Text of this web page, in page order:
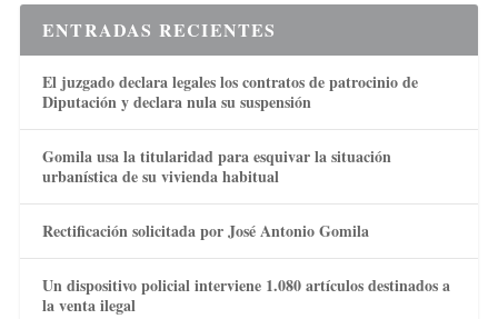
ENTRADAS RECIENTES
El juzgado declara legales los contratos de patrocinio de
Diputación y declara nula su suspensión
Gomila usa la titularidad para esquivar la situación
urbanística de su vivienda habitual
Rectificación solicitada por José Antonio Gomila
Un dispositivo policial interviene 1.080 artículos destinados a
la venta ilegal